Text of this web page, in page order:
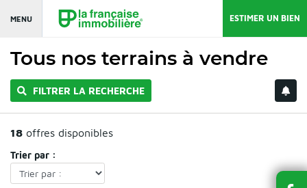
MENU ESTIMER UN BIEN
Tous nos terrains à vendre
FILTRER LA RECHERCHE
18 offres disponibles
Trier par :